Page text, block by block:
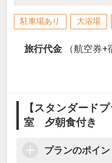
駐車場あり 大浴場
旅行代金
（航空券
【スタンダード
室 夕朝食付き
プランのポイン